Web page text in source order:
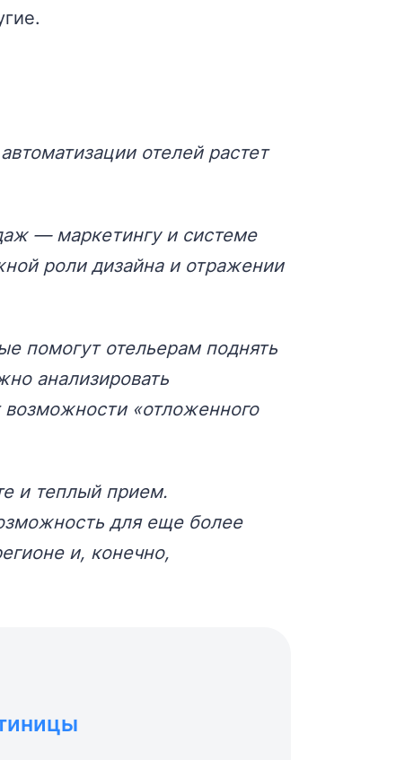
отелей растет
— маркетингу и системе
роли дизайна и отражении
помогут отельерам поднять
анализировать
возможности «отложенного
и теплый прием.
для еще более
и, конечно,